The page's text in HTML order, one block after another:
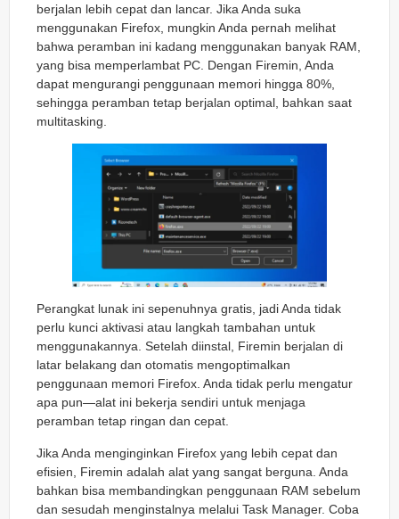
berjalan lebih cepat dan lancar. Jika Anda suka
menggunakan Firefox, mungkin Anda pernah melihat
bahwa peramban ini kadang menggunakan banyak RAM,
yang bisa memperlambat PC. Dengan Firemin, Anda
dapat mengurangi penggunaan memori hingga 80%,
sehingga peramban tetap berjalan optimal, bahkan saat
multitasking.
Perangkat lunak ini sepenuhnya gratis, jadi Anda tidak
perlu kunci aktivasi atau langkah tambahan untuk
menggunakannya. Setelah diinstal, Firemin berjalan di
latar belakang dan otomatis mengoptimalkan
penggunaan memori Firefox. Anda tidak perlu mengatur
apa pun—alat ini bekerja sendiri untuk menjaga
peramban tetap ringan dan cepat.
Jika Anda menginginkan Firefox yang lebih cepat dan
efisien, Firemin adalah alat yang sangat berguna. Anda
bahkan bisa membandingkan penggunaan RAM sebelum
dan sesudah menginstalnya melalui Task Manager. Coba